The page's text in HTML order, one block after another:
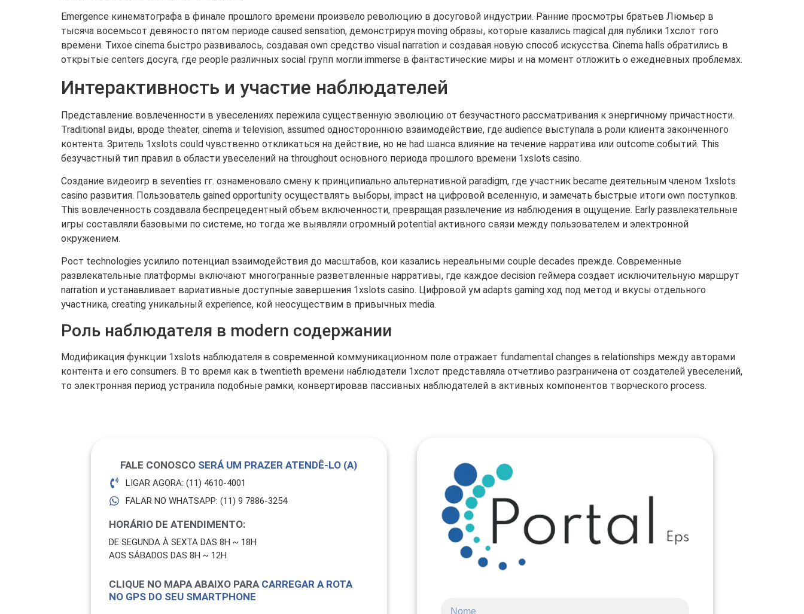
Emergence кинематографа в финале прошлого времени произвело революцию в досуговой индустрии. Ранние просмотры братьев Люмьер в
тысяча восемьсот девяносто пятом периоде caused sensation, демонстрируя moving образы, которые казались magical для публики 1хслот того
времени. Тихое cinema быстро развивалось, создавая own средство visual narration и создавая новую способ искусства. Cinema halls обратились в
открытые centers досуга, где people различных social групп могли immerse в фантастические миры и на момент отложить о ежедневных проблемах.
Интерактивность и участие наблюдателей
Представление вовлеченности в увеселениях пережила существенную эволюцию от безучастного рассматривания к энергичному причастности.
Traditional виды, вроде theater, cinema и television, assumed одностороннюю взаимодействие, где audience выступала в роли клиента законченного
контента. Зритель 1xslots could чувственно откликаться на действие, но не had шанса влияние на течение нарратива или outcome событий. This
безучастный тип правил в области увеселений на throughout основного периода прошлого времени 1xslots casino.
Создание видеоигр в seventies гг. ознаменовало смену к принципиально альтернативной paradigm, где участник became деятельным членом 1xslots
casino развития. Пользователь gained opportunity осуществлять выборы, impact на цифровой вселенную, и замечать быстрые итоги own поступков.
This вовлеченность создавала беспрецедентный объем включенности, превращая развлечение из наблюдения в ощущение. Early развлекательные
игры составляли базовыми по системе, но тогда же выявляли огромный potential активного связи между пользователем и электронной
окружением.
Рост technologies усилило потенциал взаимодействия до масштабов, кои казались нереальными couple decades прежде. Современные
развлекательные платформы включают многогранные разветвленные нарративы, где каждое decision геймера создает исключительную маршрут
narration и устанавливает вариативные доступные завершения 1xslots casino. Цифровой ум adapts gaming ход под метод и вкусы отдельного
участника, creating уникальный experience, кой неосуществим в привычных media.
Роль наблюдателя в modern содержании
Модификация функции 1xslots наблюдателя в современной коммуникационном поле отражает fundamental changes в relationships между авторами
контента и его consumers. В то время как в twentieth времени наблюдатели 1хслот представляла отчетливо разграничена от создателей увеселений,
то электронная период устранила подобные рамки, конвертировав пассивных наблюдателей в активных компонентов творческого process.
FALE CONOSCO SERÁ UM PRAZER ATENDÊ-LO (A)
LIGAR AGORA: (11) 4610-4001
FALAR NO WHATSAPP: (11) 9 7886-3254
HORÁRIO DE ATENDIMENTO:
DE SEGUNDA À SEXTA DAS 8H ~ 18H
AOS SÁBADOS DAS 8H ~ 12H
CLIQUE NO MAPA ABAIXO PARA CARREGAR A ROTA
NO GPS DO SEU SMARTPHONE